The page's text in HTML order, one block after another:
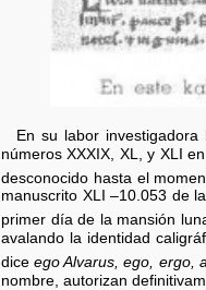
En su labor
números XXXIX, XL, y XLI
desconocido hasta el
manuscrito XLI –10.053 de
primer día de la mansión
avalando la identidad
diceego Alvarus, ego, ergo,
nombre, autorizan